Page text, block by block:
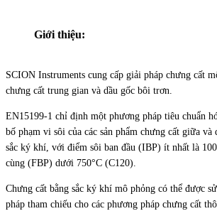
Giới thiệu:
SCION Instruments cung cấp giải pháp chưng cất
chưng cất trung gian và dầu gốc bôi trơn.
EN15199-1 chỉ định một phương pháp tiêu chuẩn
bố phạm vi sôi của các sản phẩm chưng cất giữa và
sắc ký khí, với điểm sôi ban đầu (IBP) ít nhất là
cùng (FBP) dưới 750°C (C120).
Chưng cất bằng sắc ký khí mô phỏng có thể được
pháp tham chiếu cho các phương pháp chưng cất